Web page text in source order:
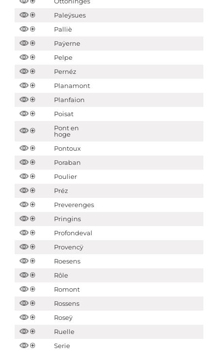
Paleÿsues
Palliè
Paÿerne
Pelpe
Pernéz
Planamont
Planfaion
Poisat
Pont en
hoge
Pontoux
Poraban
Poulier
Préz
Preverenges
Pringins
Profondeval
Provencÿ
Roesens
Rôle
Romont
Rossens
Roseÿ
Ruelle
Serie